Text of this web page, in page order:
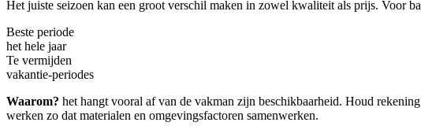
Het juiste seizoen kan een groot verschil maken in zowel kwaliteit als prijs. Voor
Beste periode
het hele jaar
Te vermijden
vakantie-periodes
Waarom? het hangt vooral af van de vakman zijn beschikbaarheid. Houd
werken zo dat materialen en omgevingsfactoren samenwerken.